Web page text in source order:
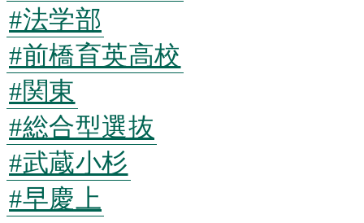
#法学部
#前橋育英高校
#関東
#総合型選抜
#武蔵小杉
#早慶上